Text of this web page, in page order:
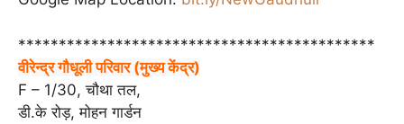
********************************************
वीरेन्द्र गौधूली परिवार (मुख्य केंद्र)
F – 1/30, चौथा तल,
डी.के रोड़, मोहन गार्डन